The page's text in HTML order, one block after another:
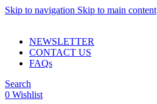
Skip to navigation Skip to main content
NEWSLETTER
CONTACT US
FAQs
Search
0 Wishlist